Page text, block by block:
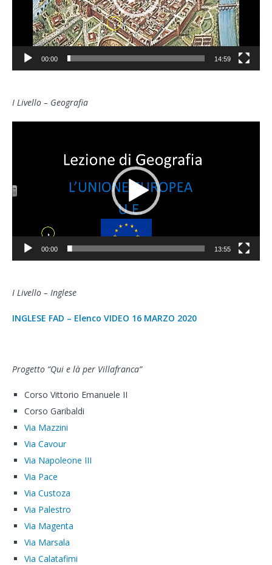
00:00 14:59
I Livello – Geografia
00:00 13:55
I Livello – Inglese
INGLESE FAD – Elenco VIDEO 16 MARZO 2020
Progetto “Qui e là per Villafranca”
Corso Vittorio Emanuele II
Corso Garibaldi
Via Mazzini
Via Cavour
Via Napoleone III
Via Pace
Via Custoza
Via Palestro
Via Magenta
Via Marsala
Via Calatafimi